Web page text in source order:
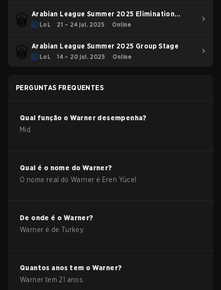
Arabian League Summer 2025 Elimination
Stage
LoL 21 – 24 jul. 2025 Online
Arabian League Summer 2025 Group Stage
LoL 14 – 20 jul. 2025 Online
PERGUNTAS FREQUENTES
Qual função o Warner desempenha?
Mid
Qual é o nome do Warner?
O nome real doWarner é Eren Yücel
De onde é o Warner?
Warner é de Turkey.
Quantos anos tem o Warner?
Warner tem 21 anos.